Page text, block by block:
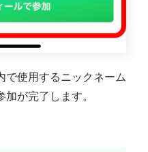
で使用するニックネーム
が完了します。